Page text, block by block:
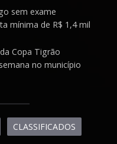
sem exame
mínima de R$ 1,4 mil
Copa Tigrão
no município
CLASSIFICADOS